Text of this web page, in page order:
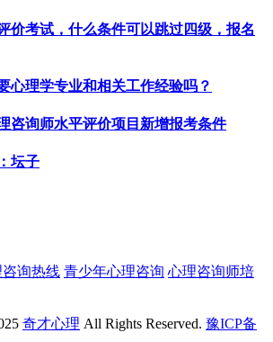
价考试，什么条件可以跳过四级，报名
心理学专业和相关工作经验吗？
咨询师水平评价项目新增报考条件
坛子
询热线 青少年心理咨询 心理咨询师培
奇才心理 All Rights Reserved. 豫ICP备